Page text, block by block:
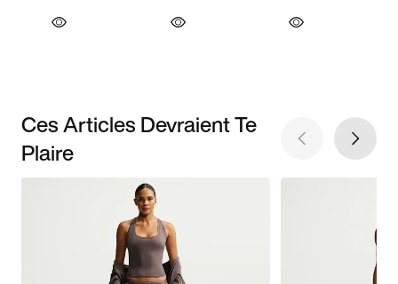
Ces Articles Devraient Te
Plaire